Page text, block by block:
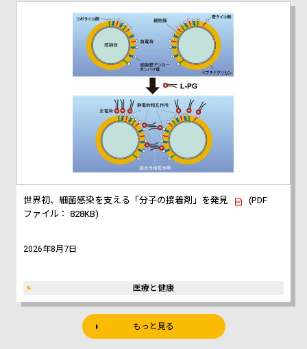
世界初、細菌感染を支える「分子の接着剤」を発見
(PDF
ファイル： 828KB)
2026年8月7日
医療と健康
もっと見る